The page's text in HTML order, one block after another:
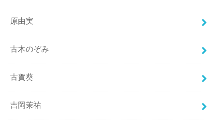
原由実
古木のぞみ
古賀葵
吉岡茉祐